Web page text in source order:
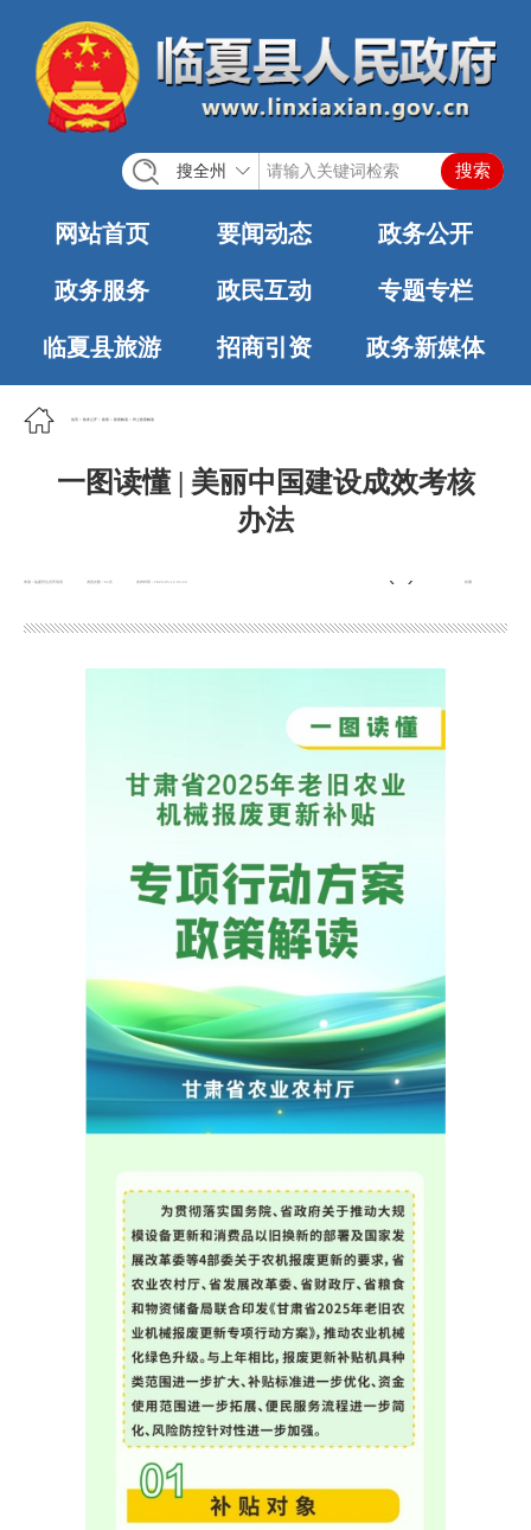
搜全州
网站首页 要闻动态 政务公开
政务服务 政民互动 专题专栏
临夏县旅游 招商引资 政务新媒体
首页 政务公开 政策 政策解读 州上政策解读
一图读懂 | 美丽中国建设成效考核
办法
来源：临夏州生态环境局 浏览次数： 62 发布时间：2026-05-12 03:24